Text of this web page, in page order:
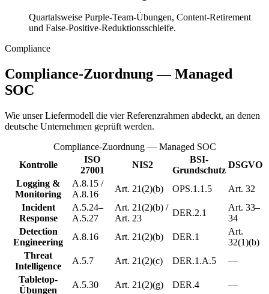
Quartalsweise Purple-Team-Übungen, Content-Retirement
und False-Positive-Reduktionsschleife.
Compliance
Compliance-Zuordnung — Managed
SOC
Wie unser Liefermodell die vier Referenzrahmen abdeckt, an denen
deutsche Unternehmen geprüft werden.
Compliance-Zuordnung — Managed SOC
Kontrolle
ISO
27001
NIS2
BSI-
Grundschutz
DSGVO
Logging &
Monitoring
A.8.15 /
A.8.16
Art. 21(2)(b) OPS.1.1.5
Art. 32
Incident
Response
A.5.24–
A.5.27
Art. 21(2)(b) /
Art. 23
DER.2.1
Art. 33–
34
Detection
Engineering
A.8.16 Art. 21(2)(b) DER.1
Art.
32(1)(b)
Threat
Intelligence
A.5.7 Art. 21(2)(c) DER.1.A.5
—
Tabletop-
Übungen
A.5.30 Art. 21(2)(g) DER.4 —